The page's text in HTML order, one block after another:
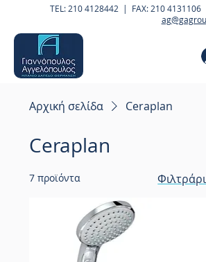
TEL: 210 4128442 | FAX: 210
Αρχική σελίδα Ceraplan
Ceraplan
7 προϊόντα